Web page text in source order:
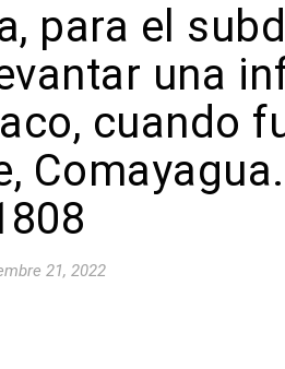
para el
una
cuando
21, 2022